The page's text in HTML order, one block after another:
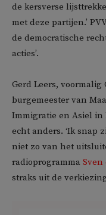
de kersverse
met deze partijen.’
de democratische
acties’.
Gerd Leers, voormalig
burgemeester van
Immigratie en Asiel in
echt anders. ‘Ik snap
niet zo van het
radioprogramma Sven
straks uit de